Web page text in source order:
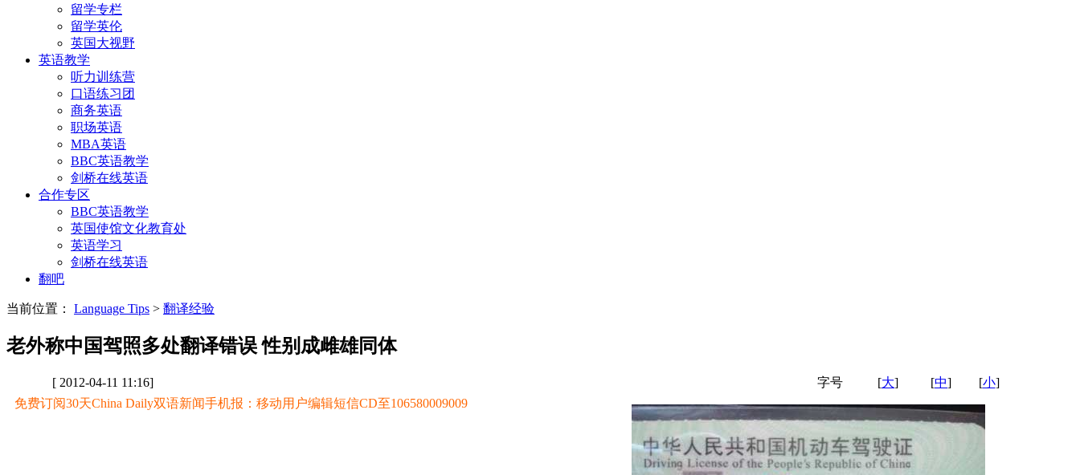
留学专栏
留学英伦
英国大视野
英语教学
听力训练营
口语练习团
商务英语
职场英语
MBA英语
BBC英语教学
剑桥在线英语
合作专区
BBC英语教学
英国使馆文化教育处
英语学习
剑桥在线英语
翻吧
当前位置： Language Tips > 翻译经验
老外称中国驾照多处翻译错误 性别成雌雄同体
[ 2012-04-11 11:16] 字号 [大] [中] [小]
免费订阅30天China Daily双语新闻手机报：移动用户编辑短信CD至106580009009